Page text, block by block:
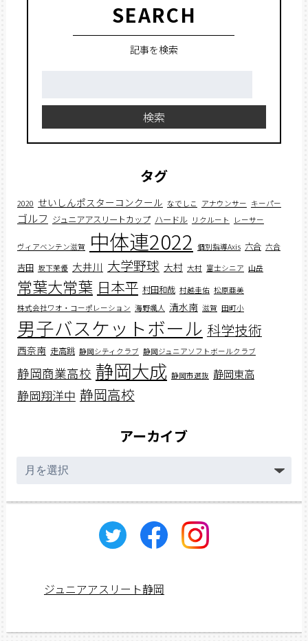
SEARCH
記事を検索
検索
タグ
2020 せいしんポスターコンクール なでしこ アナウンサー キーパー
ゴルフ ジュニアアスリートカップ ハードル リクルート レーサー
ヴィアベンテン滋賀 中体連2022 個別指導Axis 六合 六合
吉田 坂下茉優 大井川 大学野球 大村 大村 富士シニア 山岳
常葉大常葉 日本平 村田和哉 村越圭佑 松原亜美
株式会社ワオ・コーポレーション 海野颯人 清水南 滋賀 田町小
男子バスケットボール 科学技術
西奈南 走高跳 静岡シティクラブ 静岡ジュニアソフトボールクラブ
静岡商業高校 静岡大成 静岡市選抜 静岡東高
静岡翔洋中 静岡高校
アーカイブ
ー
ジュニアアスリート静岡